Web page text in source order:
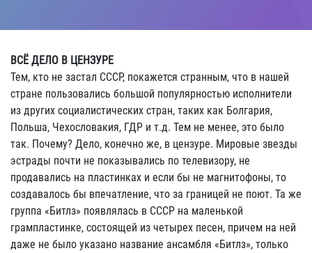
ВСЁ ДЕЛО В ЦЕНЗУРЕ
Тем, кто не застал СССР, покажется странным, что в нашей
стране пользовались большой популярностью исполнители
из других социалистических стран, таких как Болгария,
Польша, Чехословакия, ГДР и т.д. Тем не менее, это было
так. Почему? Дело, конечно же, в цензуре. Мировые звезды
эстрады почти не показывались по телевизору, не
продавались на пластинках и если бы не магнитофоны, то
создавалось бы впечатление, что за границей не поют. Та же
группа «Битлз» появлялась в СССР на маленькой
грампластинке, состоящей из четырех песен, причем на ней
даже не было указано название ансамбля «Битлз», только